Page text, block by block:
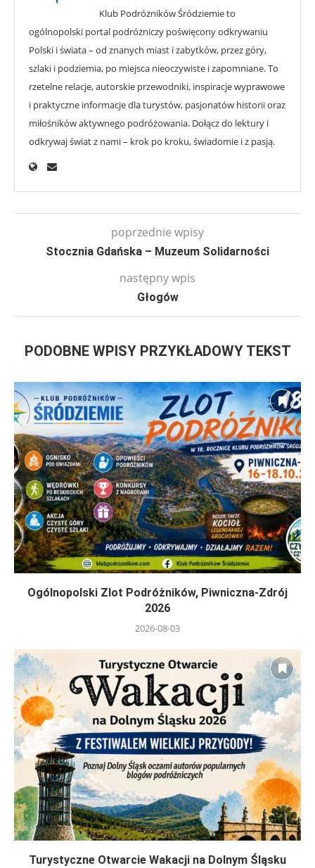
Klub Podróżników Śródziemie to
ogólnopolski portal podróżniczy poświęcony odkrywaniu
Polski i świata – od znanych miast i zabytków, przez góry,
szlaki i podziemia, po miejsca nieoczywiste i zapomniane. To
rzetelne relacje, autorskie przewodniki, inspiracje wyprawowe
i praktyczne informacje dla turystów, pasjonatów historii oraz
miłośników aktywnego podróżowania. Dołącz do lektury i
odkrywaj świat z nami – krok po kroku, świadomie i z pasją.
poprzednie wpisy
Stocznia Gdańska – Muzeum Solidarności
następny wpis
Głogów
PODOBNE WPISY PRZYKŁADOWY TEKST
Ogólnopolski Zlot Podróżników, Piwniczna-Zdrój
2026
2026-08-03
Turystyczne Otwarcie Wakacji na Dolnym Śląsku